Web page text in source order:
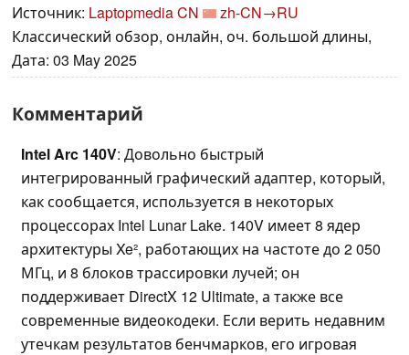
Источник: Laptopmedia CN
zh-CN→RU
Классический обзор, онлайн, оч. большой длины,
Дата: 03 May 2025
Комментарий
Intel Arc 140V: Довольно быстрый
интегрированный графический адаптер, который,
как сообщается, используется в некоторых
процессорах Intel Lunar Lake. 140V имеет 8 ядер
архитектуры Xe², работающих на частоте до 2 050
МГц, и 8 блоков трассировки лучей; он
поддерживает DirectX 12 Ultimate, а также все
современные видеокодеки. Если верить недавним
утечкам результатов бенчмарков, его игровая